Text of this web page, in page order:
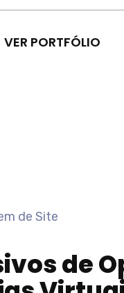
VER PORTFÓLIO
de